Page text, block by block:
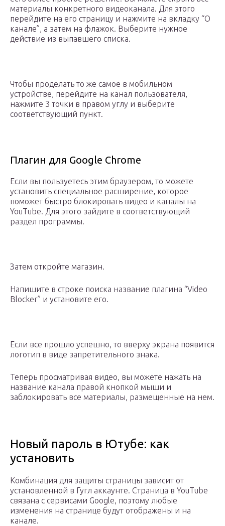
материалы конкретного видеоканала. Для этого
перейдите на его страницу и нажмите на вкладку “О
канале”, а затем на флажок. Выберите нужное
действие из выпавшего списка.
Чтобы проделать то же самое в мобильном
устройстве, перейдите на канал пользователя,
нажмите 3 точки в правом углу и выберите
соответствующий пункт.
Плагин для Google Chrome
Если вы пользуетесь этим браузером, то можете
установить специальное расширение, которое
поможет быстро блокировать видео и каналы на
YouTube. Для этого зайдите в соответствующий
раздел программы.
Затем откройте магазин.
Напишите в строке поиска название плагина “Video
Blocker” и установите его.
Если все прошло успешно, то вверху экрана появится
логотип в виде запретительного знака.
Теперь просматривая видео, вы можете нажать на
название канала правой кнопкой мыши и
заблокировать все материалы, размещенные на нем.
Новый пароль в Ютубе: как
установить
Комбинация для защиты страницы зависит от
установленной в Гугл аккаунте. Страница в YouTube
связана с сервисами Google, поэтому любые
изменения на странице будут отображены и на
канале.